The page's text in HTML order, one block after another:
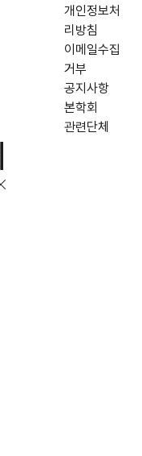
개인정보처
리방침
이메일수집
거부
공지사항
본학회
관련단체